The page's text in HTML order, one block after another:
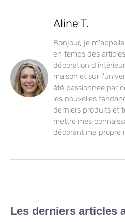
Aline T.
Bonjour, je
en temps des
décoration
maison et sur
été passionnée par
les nouvelles
derniers produits et
mettre mes
décorant ma propre
Les derniers articles